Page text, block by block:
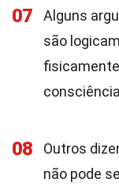
07
Alguns
são
08
Outros
não pode